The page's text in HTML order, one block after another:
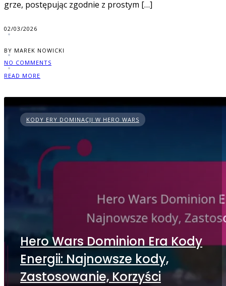
grze, postępując zgodnie z prostym […]
02/03/2026
BY MAREK NOWICKI
NO COMMENTS
READ MORE
KODY ERY DOMINACJI W HERO WARS
Hero Wars Dominion Era Kody
Energii: Najnowsze kody,
Zastosowanie, Korzyści